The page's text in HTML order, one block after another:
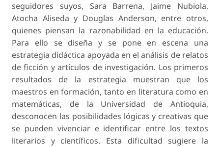
seguidores suyos, Sara Barrena, Jaime Nubiola,
Atocha Aliseda y Douglas Anderson, entre otros,
quienes piensan la razonabilidad en la educación.
Para ello se diseña y se pone en escena una
estrategia didáctica apoyada en el análisis de relatos
de ficción y artículos de investigación. Los primeros
resultados de la estrategia muestran que los
maestros en formación, tanto en literatura como en
matemáticas, de la Universidad de Antioquia,
desconocen las posibilidades lógicas y creativas que
se pueden vivenciar e identificar entre los textos
literarios y científicos. Esta dificultad sugiere la